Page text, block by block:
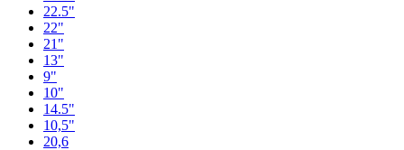
22.5"
22"
21"
13"
9"
10"
14.5"
10,5"
20,6